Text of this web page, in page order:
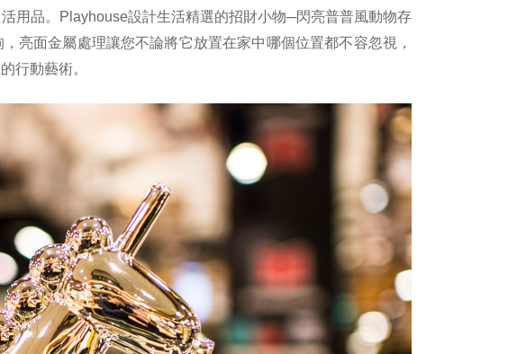
用品。Playhouse設計生活精選的招財小物─閃亮普普風動物存
亮面金屬處理讓您不論將它放置在家中哪個位置都不容忽視，
行動藝術。